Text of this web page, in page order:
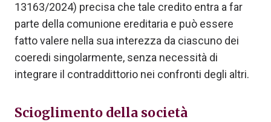
13163/2024) precisa che tale credito entra a far
parte della comunione ereditaria e può essere
fatto valere nella sua interezza da ciascuno dei
coeredi singolarmente, senza necessità di
integrare il contraddittorio nei confronti degli altri.
Scioglimento della società